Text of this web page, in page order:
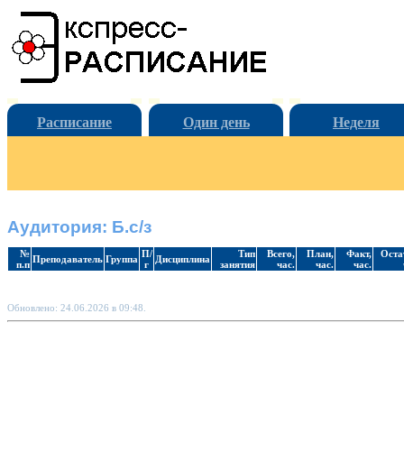
Расписание Один день Неделя
Аудитория: Б.с/з
№
п.п Преподаватель Группа П/
г
Дисциплина
Тип
занятия
Всего,
час.
План,
час.
Факт,
час.
Обновлено: 24.06.2026 в 09:48.